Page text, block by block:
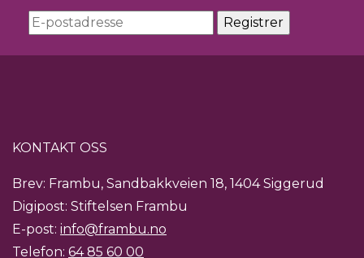
KONTAKT OSS
Brev: Frambu, Sandbakkveien 18, 1404 Siggerud
Digipost: Stiftelsen Frambu
E-post: info@frambu.no
Telefon: 64 85 60 00